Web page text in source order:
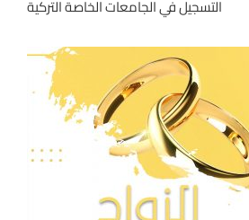
التسجيل في الجامعات الخاصة التركية